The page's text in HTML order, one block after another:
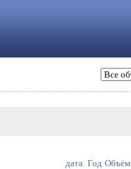
дата Год Объём